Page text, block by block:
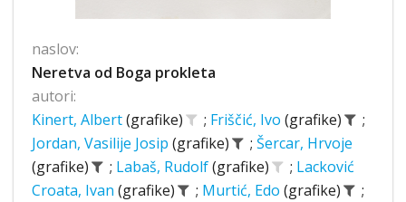
naslov:
Neretva od Boga prokleta
autori:
Kinert, Albert(grafike) ; Friščić, Ivo (grafike)
;
Jordan, Vasilije Josip (grafike) ; Šercar, Hrvoje
(grafike)
; Labaš, Rudolf(grafike) ; Lacković
Croata, Ivan (grafike) ; Murtić, Edo (grafike)
;